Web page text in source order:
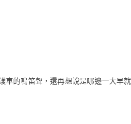
車的鳴笛聲，還再想說是哪邊一大早